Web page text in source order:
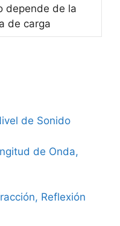
depende de la
de carga
de Sonido
de Onda,
Reflexión